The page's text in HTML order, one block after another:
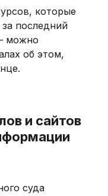
которые
последний
можно
об этом,
и сайтов
суда